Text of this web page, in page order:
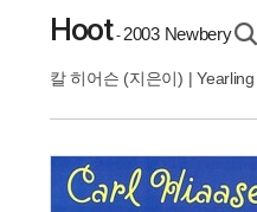
Hoot-2003 Newbery
칼 히어슨 (지은이) |Yearling